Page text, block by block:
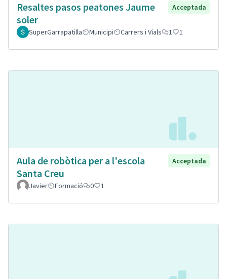
Resaltes pasos peatones Jaume
soler
Acceptada
SuperGarrapatilla Municipi Carrers i Vials 1 1
Aula de robòtica per a l'escola
Santa Creu
Acceptada
Javier Formació 0 1